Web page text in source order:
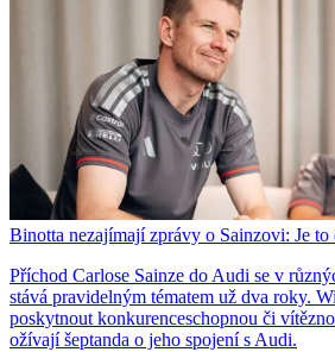
Binotta nezajímají zprávy o Sainzovi: Je to
Příchod Carlose Sainze do Audi se v
stává pravidelným tématem už dva roky.
poskytnout konkurenceschopnou či
ožívají šeptanda o jeho spojení s Audi.